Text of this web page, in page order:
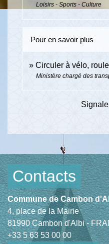
Loisirs - Sports - Culture
Pour en savoir plus
Circuler à vélo,
Ministère chargé des
Contacts
Commune de Cambon
4, place de la Mairie
81990 Cambon d'Albi -
+33 5 63 53 00 00